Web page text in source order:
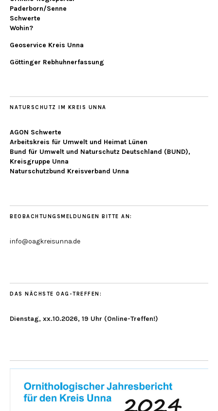
Paderborn/Senne
Schwerte
Wohin?
Geoservice Kreis Unna
Göttinger Rebhuhnerfassung
NATURSCHUTZ IM KREIS UNNA
AGON Schwerte
Arbeitskreis für Umwelt und Heimat Lünen
Bund für Umwelt und Naturschutz Deutschland (BUND),
Kreisgruppe Unna
Naturschutzbund Kreisverband Unna
BEOBACHTUNGSMELDUNGEN BITTE AN:
info@oagkreisunna.de
DAS NÄCHSTE OAG-TREFFEN:
Dienstag, xx.10.2026, 19 Uhr (Online-Treffen!)